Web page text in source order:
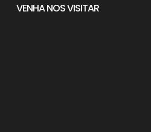
VENHA NOS VISITAR